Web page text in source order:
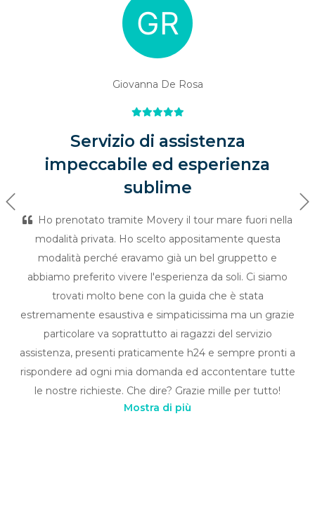
Giovanna De Rosa
Servizio di assistenza
impeccabile ed esperienza
sublime
Ho prenotato tramite Movery il tour mare fuori nella
modalità privata. Ho scelto appositamente questa
modalità perché eravamo già un bel gruppetto e
abbiamo preferito vivere l'esperienza da soli. Ci siamo
trovati molto bene con la guida che è stata
estremamente esaustiva e simpaticissima ma un grazie
particolare va soprattutto ai ragazzi del servizio
assistenza, presenti praticamente h24 e sempre pronti a
rispondere ad ogni mia domanda ed accontentare tutte
le nostre richieste. Che dire? Grazie mille per tutto!
Previous
Mostra di più